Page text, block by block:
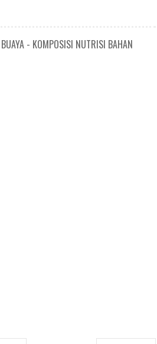
- KOMPOSISI NUTRISI BAHAN